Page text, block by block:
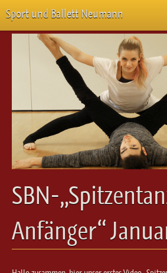
Sport und Ballett Neumann
Start
Neuigkeiten
Über Uns
Veranstaltungen
Emotion Pur
Meisterschaften
Projekte
Vorstellungen
Workshops
Galerie
Kontakt
Videos
Ballett für Erwachsene / Jugendliche
SBN-
Anfänger“